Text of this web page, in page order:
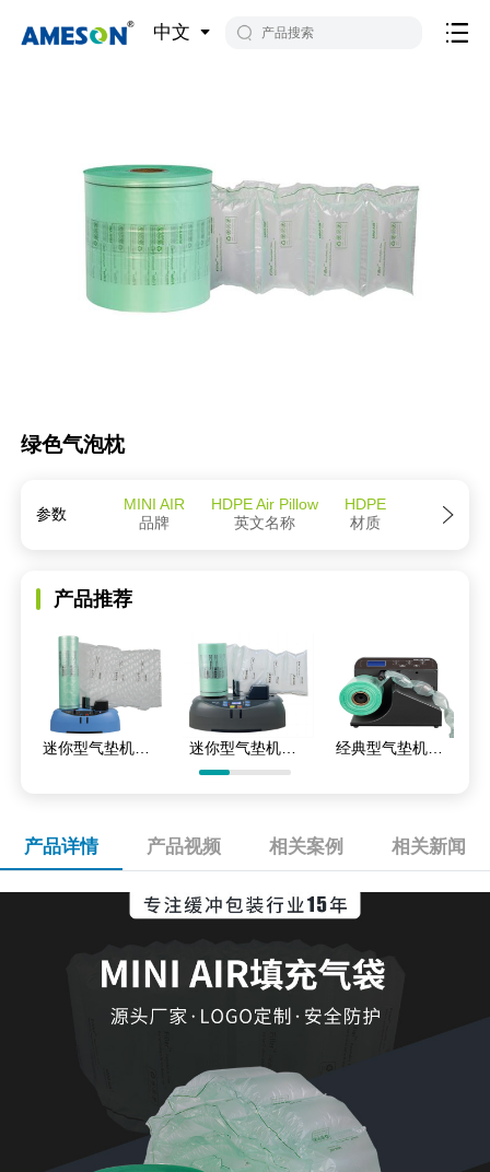
中文
绿色气泡枕
参数
MINI AIR
品牌
HDPE Air Pillow
英文名称
HDPE
材质
产品推荐
经典型气垫机CA3
产品详情 产品视频 相关案例 相关新闻